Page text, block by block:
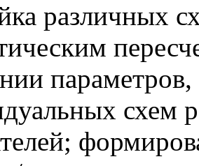
различных
схем